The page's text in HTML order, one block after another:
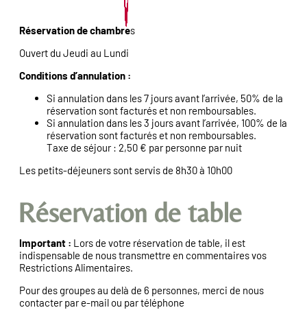
Réservation de chambres
Ouvert du Jeudi au Lundi
Conditions d’annulation :
Si annulation dans les 7 jours avant l’arrivée, 50% de la
réservation sont facturés et non remboursables.
Si annulation dans les 3 jours avant l’arrivée, 100% de la
réservation sont facturés et non remboursables.
Taxe de séjour : 2,50 € par personne par nuit
Les petits-déjeuners sont servis de 8h30 à 10h00
Réservation de table
Important : Lors de votre réservation de table, il est
indispensable de nous transmettre en commentaires vos
Restrictions Alimentaires.
Pour des groupes au delà de 6 personnes, merci de nous
contacter par e-mail ou par téléphone